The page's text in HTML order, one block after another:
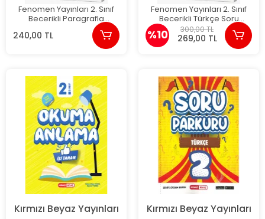
Fenomen Yayınları 2. Sınıf
Becerikli Paragrafla
Tanışma Soru Bankası
240,00 TL
Fenomen Yayınları 2. Sınıf
Becerikli Türkçe Soru
Bankası
%10 300,00 TL
269,00 TL
Kırmızı Beyaz Yayınları Kırmızı Beyaz Yayınları